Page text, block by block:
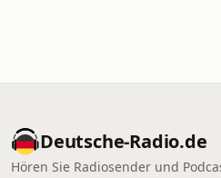
Deutsche-Radio.de
Hören Sie Radiosender und